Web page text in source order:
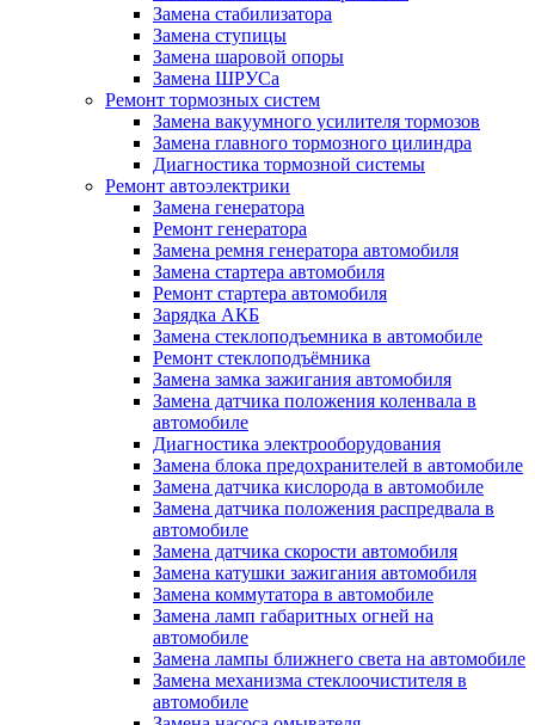
Замена стабилизатора
Замена ступицы
Замена шаровой опоры
Замена ШРУСа
Ремонт тормозных систем
Замена вакуумного усилителя тормозов
Замена главного тормозного цилиндра
Диагностика тормозной системы
Ремонт автоэлектрики
Замена генератора
Ремонт генератора
Замена ремня генератора автомобиля
Замена стартера автомобиля
Ремонт стартера автомобиля
Зарядка АКБ
Замена стеклоподъемника в автомобиле
Ремонт стеклоподъёмника
Замена замка зажигания автомобиля
Замена датчика положения коленвала в
автомобиле
Диагностика электрооборудования
Замена блока предохранителей в автомобиле
Замена датчика кислорода в автомобиле
Замена датчика положения распредвала в
автомобиле
Замена датчика скорости автомобиля
Замена катушки зажигания автомобиля
Замена коммутатора в автомобиле
Замена ламп габаритных огней на
автомобиле
Замена лампы ближнего света на автомобиле
Замена механизма стеклоочистителя в
автомобиле